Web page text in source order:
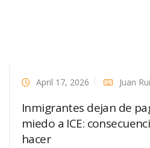
April 17, 2026 Juan
Inmigrantes dejan de
miedo a ICE:
hacer